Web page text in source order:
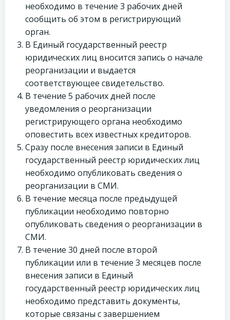
необходимо в течение 3 рабочих дней
сообщить об этом в регистрирующий
орган.
В Единый государственный реестр
юридических лиц вносится запись о начале
реорганизации и выдается
соответствующее свидетельство.
В течение 5 рабочих дней после
уведомления о реорганизации
регистрирующего органа необходимо
оповестить всех известных кредиторов.
Сразу после внесения записи в Единый
государственный реестр юридических лиц
необходимо опубликовать сведения о
реорганизации в СМИ.
В течение месяца после предыдущей
публикации необходимо повторно
опубликовать сведения о реорганизации в
СМИ.
В течение 30 дней после второй
публикации или в течение 3 месяцев после
внесения записи в Единый
государственный реестр юридических лиц
необходимо представить документы,
которые связаны с завершением